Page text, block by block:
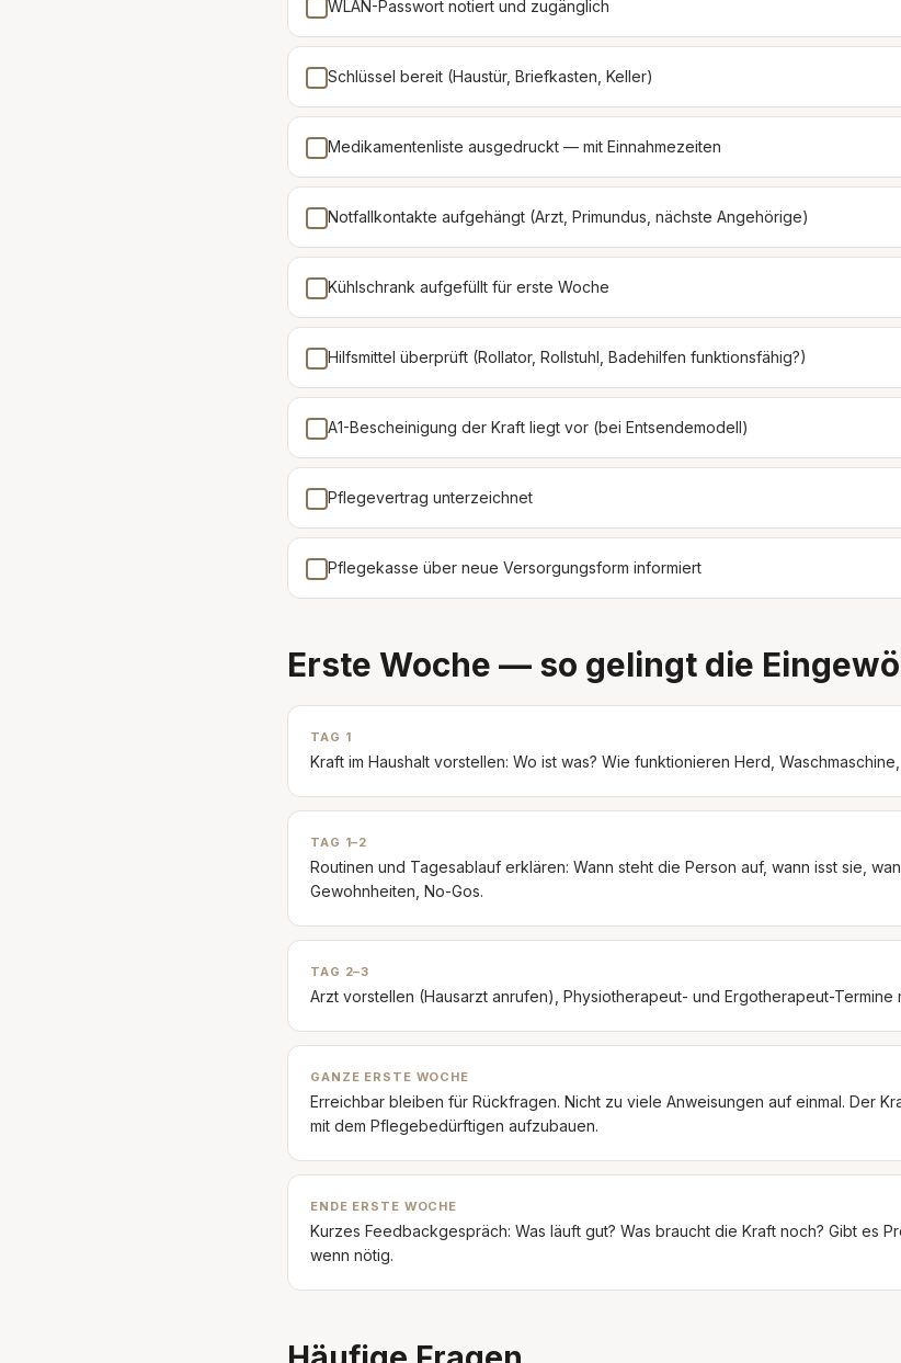
WLAN-Passwort notiert und zugänglich
Schlüssel bereit (Haustür, Briefkasten, Keller)
Medikamentenliste ausgedruckt — mit Einnahmezeiten
Notfallkontakte aufgehängt (Arzt, Primundus, nächste Angehörige)
Kühlschrank aufgefüllt für erste Woche
Hilfsmittel überprüft (Rollator, Rollstuhl, Badehilfen funktionsfähig?)
A1-Bescheinigung der Kraft liegt vor (bei Entsendemodell)
Pflegevertrag unterzeichnet
Pflegekasse über neue Versorgungsform informiert
Erste Woche — so gelingt die
TAG 1
Kraft im Haushalt vorstellen: Wo ist was? Wie funktionieren Herd,
TAG 1–2
Routinen und Tagesablauf erklären: Wann steht die Person auf, wann isst sie,
Gewohnheiten, No-Gos.
TAG 2–3
Arzt vorstellen (Hausarzt anrufen), Physiotherapeut- und Ergotherapeut-Termine
GANZE ERSTE WOCHE
Erreichbar bleiben für Rückfragen. Nicht zu viele Anweisungen auf einmal. Der
mit dem Pflegebedürftigen aufzubauen.
ENDE ERSTE WOCHE
Kurzes Feedbackgespräch: Was läuft gut? Was braucht die Kraft noch? Gibt es
wenn nötig.